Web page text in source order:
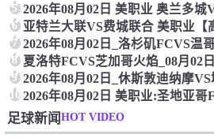
5 2026年08月02日 美职业 奥兰多城
6 亚特兰大联VS费城联合 美职业【
7 2026年08月02日_洛杉矶FCVS温
8 夏洛特FCVS芝加哥火焰_08月02
9 2026年08月02日_休斯敦迪纳摩
102026年08月02日 美职业:圣地亚哥
足球新闻HOT VIDEO